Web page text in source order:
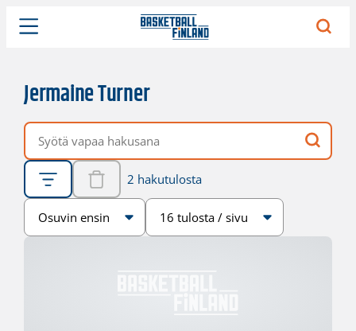
Jermaine Turner
Vapaa hakusana
2 hakutulosta
Järjestys
Sivukoko